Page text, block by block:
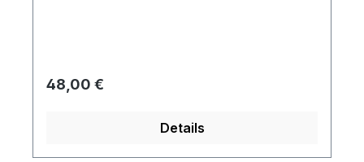
Regulärer Preis:
48,00 €
Details